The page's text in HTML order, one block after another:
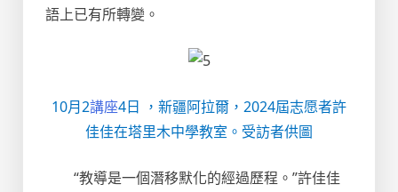
語上已有所轉變。
10月2講座4日 ，新疆阿拉爾，2024屆志愿者許
佳佳在塔里木中學教室。受訪者供圖
“教導是一個潛移默化的經過歷程。”許佳佳